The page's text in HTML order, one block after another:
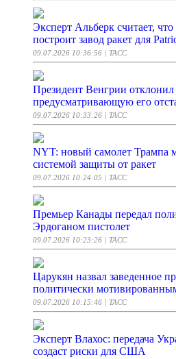
Эксперт Альберк считает,
построит завод ракет для
09.07.2026 10:36:56 | ТАСС
Президент Венгрии
предусматривающую его
09.07.2026 10:33:26 | ТАСС
NYT: новый самолет Трампа
системой защиты от ракет
09.07.2026 10:24:05 | ТАСС
Премьер Канады передал
Эрдоганом пистолет
09.07.2026 10:23:26 | ТАСС
Царукян назвал заведенное
политически
09.07.2026 10:15:46 | ТАСС
Эксперт Влахос: передача
создаст риски для США